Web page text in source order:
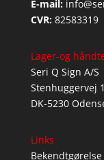
E-mail:
CVR: 82583319
Lager-og
Seri Q Sign A/S
Stenhuggervej
DK-5230
Links